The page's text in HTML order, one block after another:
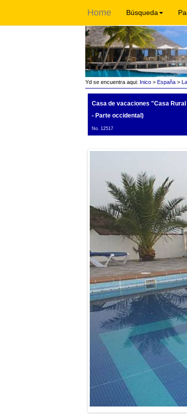
Home Búsqueda
Yd se encuentra aqui: Inico> España>
Casa de vacaciones "Casa
- Parte occidental)
No. 12517